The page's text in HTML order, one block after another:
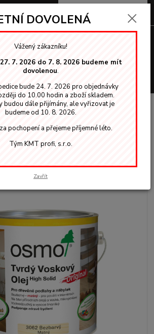
0,00 Kč
Interiér
Osmo 3065 polomat 10l tvrdý
polomat 10l tvrdý
bezbarvý
DOVOLENÁ
Vážený zákazníku!
7. 2026 do 7. 8. 2026 budeme mít
dovolenou.
bude 24. 7. 2026 pro objednávky
do 10.00 hodin a zboží skladem.
budou dále přijímány, ale vyřizovat je
budeme od 10. 8. 2026.
pochopení a přejeme příjemné léto.
Tým KMT profi, s.r.o.
Zavřít